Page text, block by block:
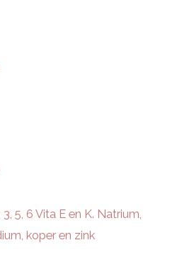
5, 6 Vita E en K. Natrium,
koper en zink